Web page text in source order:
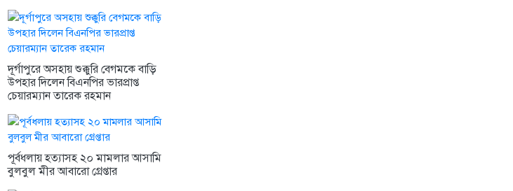
দূর্গাপুরে অসহায় শুক্কুরি বেগমকে বাড়ি
উপহার দিলেন বিএনপির ভারপ্রাপ্ত
চেয়ারম্যান তারেক রহমান
পূর্বধলায় হত্যাসহ ২০ মামলার আসামি
বুলবুল মীর আবারো গ্রেপ্তার